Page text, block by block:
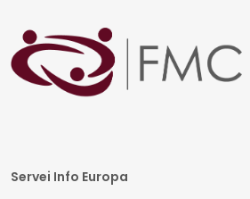
Servei Info Europa